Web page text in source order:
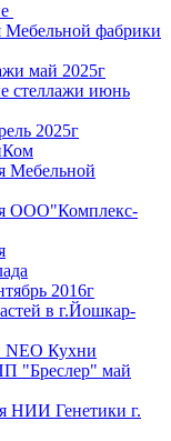
Мебельной фабрики
май 2025г
стеллажи июнь
2025г
Мебельной
ООО"Комплекс-
2016г
в г.Йошкар-
NEO Кухни
"Бреслер" май
НИИ Генетики г.